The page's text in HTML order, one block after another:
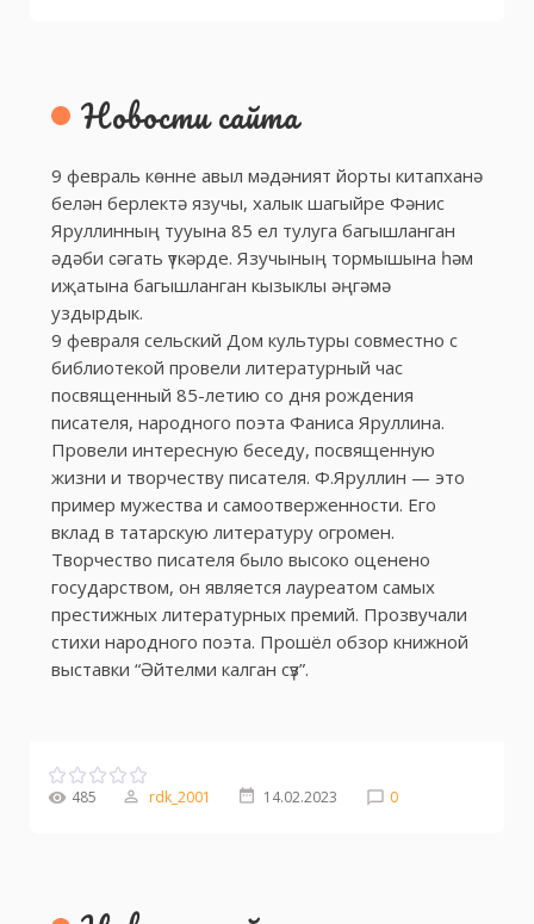
Новости сайта
9 февраль көнне авыл мәдәният йорты китапханә
белән берлектә язучы, халык шагыйре Фәнис
Яруллинның тууына 85 ел тулуга багышланган
әдәби сәгать үткәрде. Язучының тормышына һәм
иҗатына багышланган кызыклы әңгәмә
уздырдык.
9 февраля сельский Дом культуры совместно с
библиотекой провели литературный час
посвященный 85-летию со дня рождения
писателя, народного поэта Фаниса Яруллина.
Провели интересную беседу, посвященную
жизни и творчеству писателя. Ф.Яруллин — это
пример мужества и самоотверженности. Его
вклад в татарскую литературу огромен.
Творчество писателя было высоко оценено
государством, он является лауреатом самых
престижных литературных премий. Прозвучали
стихи народного поэта. Прошёл обзор книжной
выставки “Әйтелми калган сүз”.
485 rdk_2001 14.02.2023 0